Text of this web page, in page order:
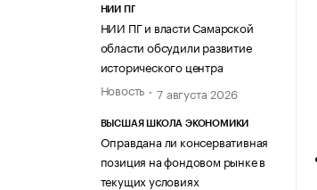
НИИ ПГ
НИИ ПГ и власти Самарской
области обсудили развитие
исторического центра
Новость
7 августа 2026
ВЫСШАЯ ШКОЛА ЭКОНОМИКИ
Оправдана ли консервативная
позиция на фондовом рынке в
текущих условиях